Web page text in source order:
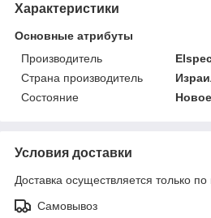
Характеристики
Основные атрибуты
Производитель
Страна производитель
Состояние
Новое
Условия доставки
Доставка осуществляется только по
Самовывоз